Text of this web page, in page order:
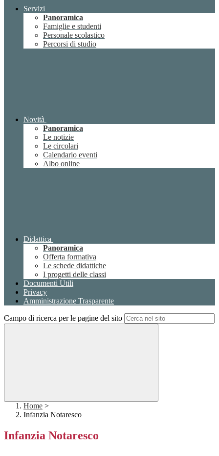
Servizi
Panoramica
Famiglie e studenti
Personale scolastico
Percorsi di studio
Novità
Panoramica
Le notizie
Le circolari
Calendario eventi
Albo online
Didattica
Panoramica
Offerta formativa
Le schede didattiche
I progetti delle classi
Documenti Utili
Privacy
Amministrazione Trasparente
Campo di ricerca per le pagine del sito
Home >
Infanzia Notaresco
Infanzia Notaresco